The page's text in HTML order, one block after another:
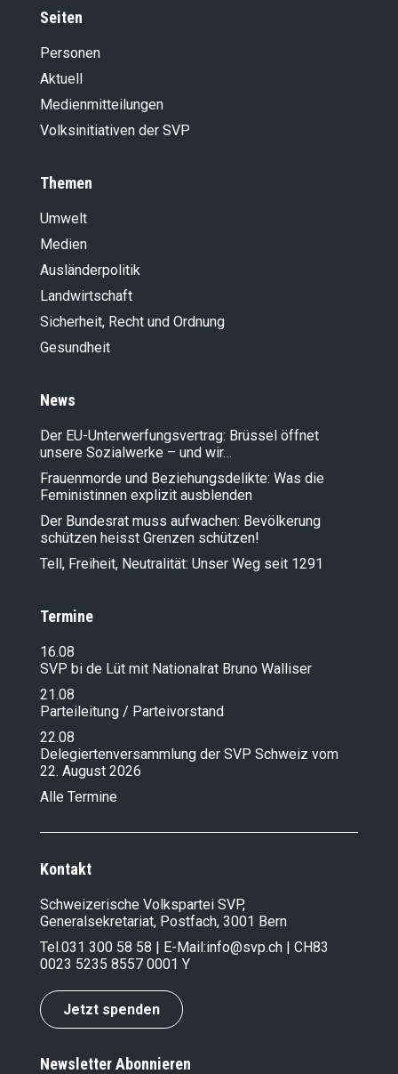
Seiten
Personen
Aktuell
Medienmitteilungen
Volksinitiativen der SVP
Themen
Umwelt
Medien
Ausländer­politik
Landwirt­schaft
Sicherheit, Recht und Ordnung
Gesundheit
News
Der EU-Unterwerfungsvertrag: Brüssel öffnet
unsere Sozialwerke – und wir…
Frauenmorde und Beziehungsdelikte: Was die
Feministinnen explizit ausblenden
Der Bundesrat muss aufwachen: Bevölkerung
schützen heisst Grenzen schützen!
Tell, Freiheit, Neutralität: Unser Weg seit 1291
Termine
16.08
SVP bi de Lüt mit Nationalrat Bruno Walliser
21.08
Parteileitung / Parteivorstand
22.08
Delegiertenversammlung der SVP Schweiz vom
22. August 2026
Alle Termine
Kontakt
Schweizerische Volkspartei SVP,
Generalsekretariat, Postfach, 3001 Bern
Tel.031 300 58 58 | E-Mail:info@svp.ch | CH83
0023 5235 8557 0001 Y
Jetzt spenden
Newsletter Abonnieren